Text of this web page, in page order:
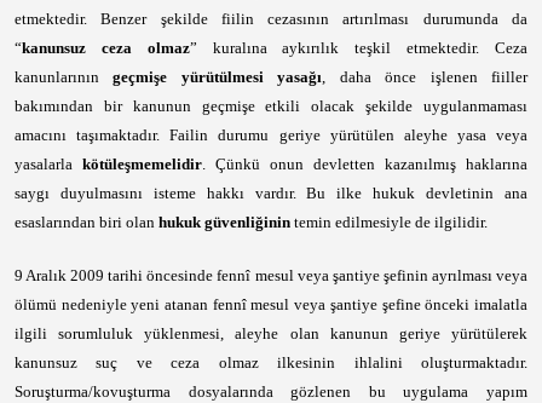
etmektedir. Benzer şekilde fiilin cezasının artırılması durumunda da
“kanunsuz ceza olmaz” kuralına aykırılık teşkil etmektedir. Ceza
kanunlarınıngeçmişe yürütülmesi yasağı, daha önce işlenen fiiller
bakımından bir kanunun geçmişe etkili olacak şekilde uygulanmaması
amacını taşımaktadır. Failin durumu geriye yürütülen aleyhe yasa veya
yasalarla kötüleşmemelidir. Çünkü onun devletten kazanılmış haklarına
saygı duyulmasını isteme hakkı vardır. Bu ilke hukuk devletinin ana
esaslarından biri olan hukuk güvenliğinin temin edilmesiyle de ilgilidir.
9 Aralık 2009 tarihi öncesinde fennî mesul veya şantiye şefinin ayrılması veya
ölümü nedeniyle yeni atanan fennî mesul veya şantiye şefine önceki imalatla
ilgili sorumluluk yüklenmesi, aleyhe olan kanunun geriye yürütülerek
kanunsuz suç ve ceza olmaz ilkesinin ihlalini oluşturmaktadır.
Soruşturma/kovuşturma dosyalarında gözlenen bu uygulama yapım